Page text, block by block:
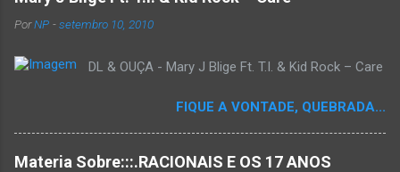
PorNP -setembro 10, 2010
DL & OUÇA - Mary J Blige Ft. T.I. & Kid Rock – Care
FIQUE A VONTADE, QUEBRADA...
Materia Sobre:::.RACIONAIS E OS 17 ANOS